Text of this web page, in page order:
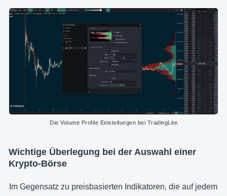
Die Volume Profile Einstellungen bei TradingLite
Wichtige Überlegung bei der Auswahl einer
Krypto-Börse
Im Gegensatz zu preisbasierten Indikatoren, die auf jedem